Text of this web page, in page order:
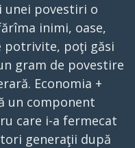
unei povestiri o
inimi, oase,
potrivite, poţi găsi
gram de povestire
Economia +
un component
care i-a fermecat
generaţii după